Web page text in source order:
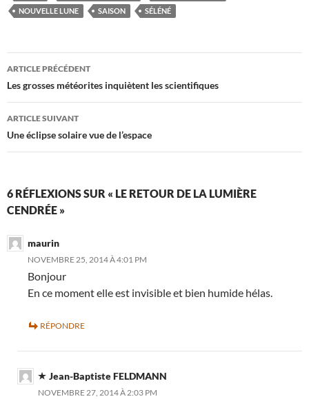
NOUVELLE LUNE
SAISON SÉLÉNÉ
Navigation
des
articles
ARTICLE PRÉCÉDENT
Les grosses météorites inquiètent les scientifiques
ARTICLE SUIVANT
Une éclipse solaire vue de l’espace
6 RÉFLEXIONS SUR « LE RETOUR DE LA LUMIÈRE
CENDRÉE »
maurin
NOVEMBRE 25, 2014 À 4:01 PM
Bonjour
En ce moment elle est invisible et bien humide hélas.
RÉPONDRE
Jean-Baptiste FELDMANN
NOVEMBRE 27, 2014 À 2:03 PM